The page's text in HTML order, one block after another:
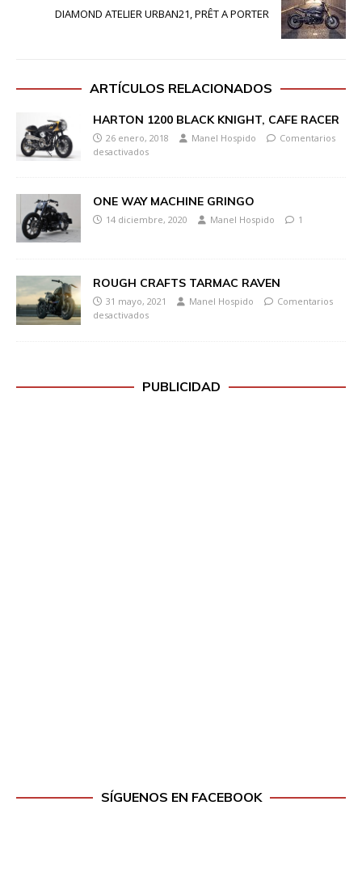
DIAMOND ATELIER URBAN21, PRÊT A PORTER
ARTÍCULOS RELACIONADOS
HARTON 1200 BLACK KNIGHT, CAFE RACER
26 enero, 2018 Manel Hospido
Comentarios
desactivados
ONE WAY MACHINE GRINGO
14 diciembre, 2020 Manel Hospido 1
ROUGH CRAFTS TARMAC RAVEN
31 mayo, 2021 Manel Hospido
Comentarios
desactivados
PUBLICIDAD
SÍGUENOS EN FACEBOOK